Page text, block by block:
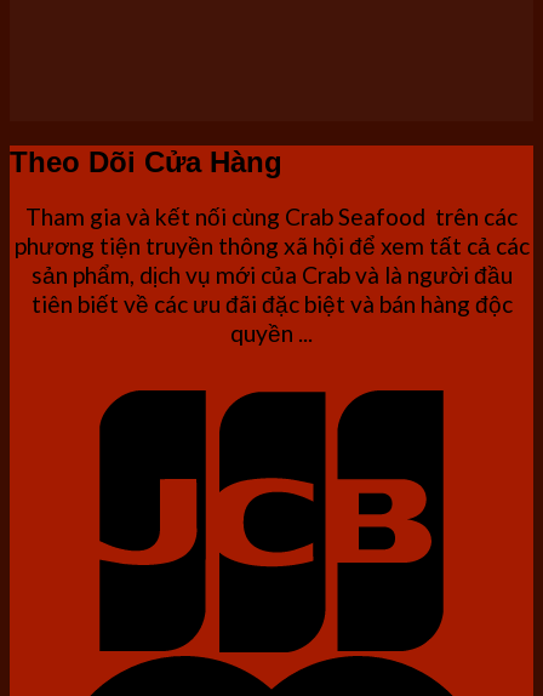
Theo Dõi Cửa Hàng
Tham gia và kết nối cùng Crab Seafood trên các
phương tiện truyền thông xã hội để xem tất cả các
sản phẩm, dịch vụ mới của Crab và là người đầu
tiên biết về các ưu đãi đặc biệt và bán hàng độc
quyền ...